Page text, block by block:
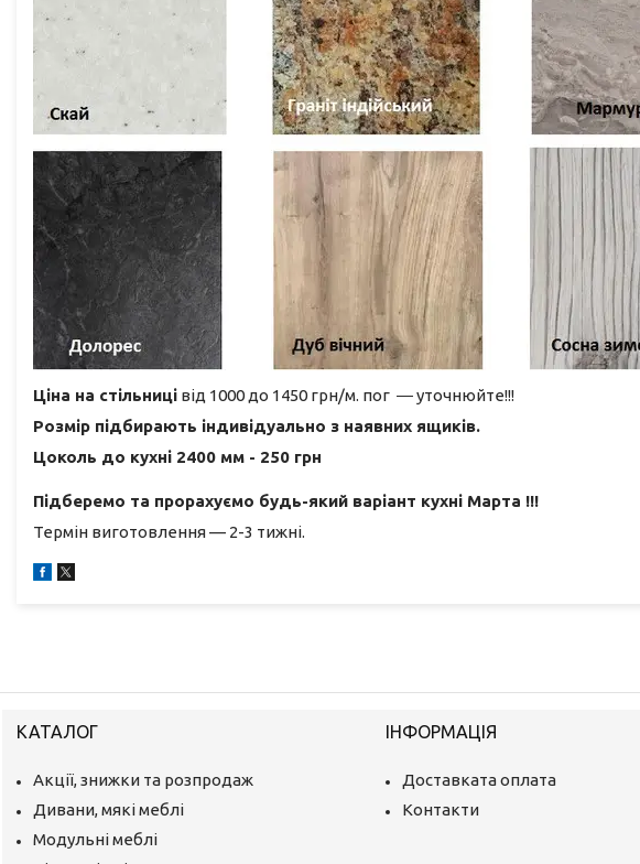
Ціна на стільниці від 1000 до 1450 грн/м. пог ― уточнюйте!!!
Розмір підбирають індивідуально з наявних ящиків.
Цоколь до кухні 2400 мм - 250 грн
Підберемо та прорахуємо будь-який варіант кухні Марта !!!
Термін виготовлення — 2-3 тижні.
КАТАЛОГ
Акції, знижки та розпродаж
Дивани, мякі меблі
Модульні меблі
ІНФОРМАЦІЯ
Доставката оплата
Контакти